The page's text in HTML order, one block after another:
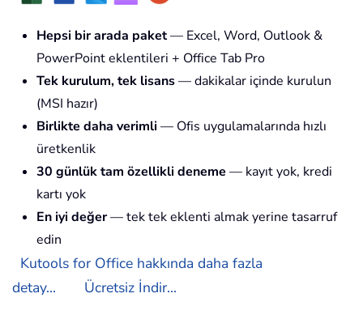
Hepsi bir arada paket— Excel, Word, Outlook &
PowerPoint eklentileri + Office Tab Pro
Tek kurulum, tek lisans— dakikalar içinde kurulun
(MSI hazır)
Birlikte daha verimli — Ofis uygulamalarında hızlı
üretkenlik
30 günlük tam özellikli deneme — kayıt yok, kredi
kartı yok
En iyi değer— tek tek eklenti almak yerine tasarruf
edin
Kutools for Office hakkında daha fazla
detay...
Ücretsiz İndir...